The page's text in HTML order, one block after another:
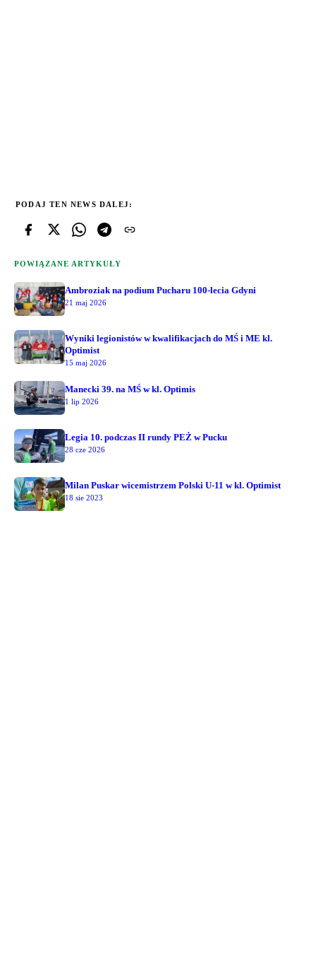
PODAJ TEN NEWS DALEJ:
POWIĄZANE ARTYKUŁY
Ambroziak na podium Pucharu 100-lecia Gdyni
21 maj 2026
Wyniki legionistów w kwalifikacjach do MŚ i ME kl.
Optimist
15 maj 2026
Manecki 39. na MŚ w kl. Optimis
1 lip 2026
Legia 10. podczas II rundy PEŻ w Pucku
28 cze 2026
Milan Puskar wicemistrzem Polski U-11 w kl. Optimist
18 sie 2023